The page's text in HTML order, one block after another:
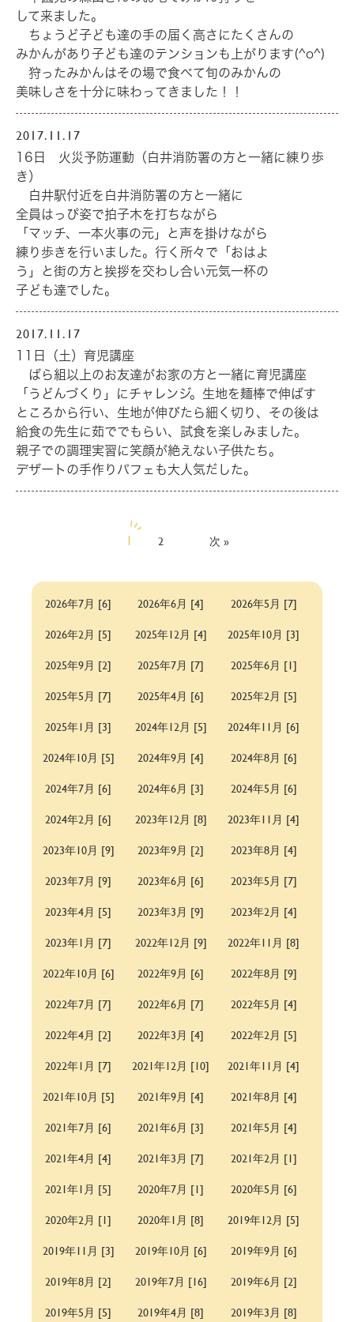
して来ました。
ちょうど子ども達の手の届く高さにたくさんの
みかんがあり子ども達のテンションも上がります(^o^)
狩ったみかんはその場で食べて旬のみかんの
美味しさを十分に味わってきました！！
2017.11.17
16日 火災予防運動（白井消防署の方と一緒に練り歩
き）
白井駅付近を白井消防署の方と一緒に
全員はっぴ姿で拍子木を打ちながら
「マッチ、一本火事の元」と声を掛けながら
練り歩きを行いました。行く所々で「おはよ
う」と街の方と挨拶を交わし合い元気一杯の
子ども達でした。
2017.11.17
11日（土）育児講座
ばら組以上のお友達がお家の方と一緒に育児講座
「うどんづくり」にチャレンジ。生地を麺棒で伸ばす
ところから行い、生地が伸びたら細く切り、その後は
給食の先生に茹ででもらい、試食を楽しみました。
親子での調理実習に笑顔が絶えない子供たち。
デザートの手作りパフェも大人気だした。
1 2 次»
2026年7月 [6] 2026年6月 [4]
2026年5月 [7]
2026年2月 [5]
2025年12月 [4]
2025年10月 [3]
2025年9月 [2]
2025年7月 [7]
2025年6月 [1]
2025年5月 [7]
2025年4月 [6]
2025年2月 [5]
2025年1月 [3]
2024年12月 [5]
2024年11月 [6]
2024年10月 [5]
2024年9月 [4]
2024年8月 [6]
2024年7月 [6]
2024年6月 [3]
2024年5月 [6]
2024年2月 [6]
2023年12月 [8]
2023年11月 [4]
2023年10月 [9]
2023年9月 [2]
2023年8月 [4]
2023年7月 [9]
2023年6月 [6]
2023年5月 [7]
2023年4月 [5]
2023年3月 [9]
2023年2月 [4]
2023年1月 [7]
2022年12月 [9]
2022年11月 [8]
2022年10月 [6]
2022年9月 [6]
2022年8月 [9]
2022年7月 [7]
2022年6月 [7]
2022年5月 [4]
2022年4月 [2]
2022年3月 [4]
2022年2月 [5]
2022年1月 [7]
2021年12月 [10]
2021年11月 [4]
2021年10月 [5]
2021年9月 [4]
2021年8月 [4]
2021年7月 [6]
2021年6月 [3]
2021年5月 [4]
2021年4月 [4]
2021年3月 [7]
2021年2月 [1]
2021年1月 [5]
2020年7月 [1]
2020年5月 [6]
2020年2月 [1]
2020年1月 [8]
2019年12月 [5]
2019年11月 [3]
2019年10月 [6]
2019年9月 [6]
2019年8月 [2]
2019年7月 [16]
2019年6月 [2]
2019年5月 [5]
2019年4月 [8]
2019年3月 [8]